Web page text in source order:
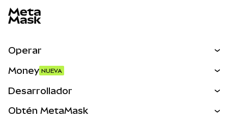
Operar
Activos del mundo real
Money NUEVA
Desarrollador
Obtén MetaMask